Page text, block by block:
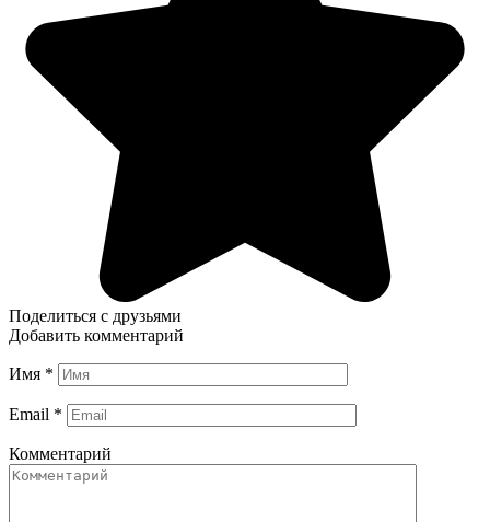
Поделиться с друзьями
Добавить комментарий
Имя *
Email *
Комментарий